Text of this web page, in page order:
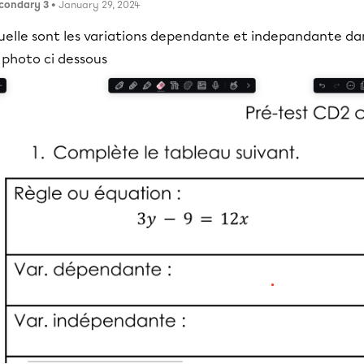
3 • January 29, 2024
sont les variations dependante et indepandante
ci dessous